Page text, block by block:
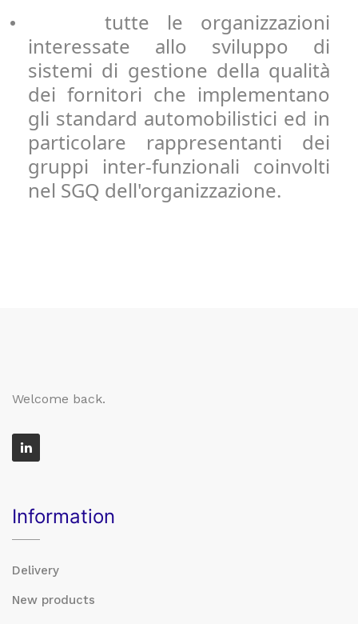
•
tutte le organizzazioni
interessate allo sviluppo di
sistemi di gestione della qualità
dei fornitori che implementano
gli standard automobilistici ed in
particolare rappresentanti dei
gruppi inter-funzionali coinvolti
nel SGQ dell'organizzazione.
Welcome back.
Information
Delivery
New products